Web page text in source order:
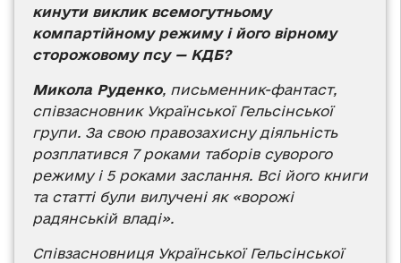
кинути виклик всемогутньому
компартійному режиму і його вірному
сторожовому псу — КДБ?
Микола Руденко, письменник-фантаст,
співзасновник Української Гельсінської
групи. За свою правозахисну діяльність
розплатився 7 роками таборів суворого
режиму і 5 роками заслання. Всі його книги
та статті були вилучені як «ворожі
радянській владі».
Співзасновниця Української Гельсінської